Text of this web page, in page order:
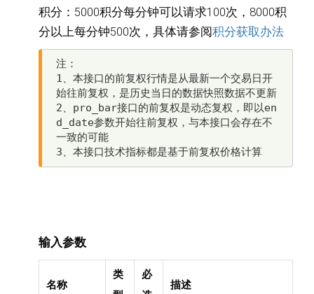
积分：5000积分每分钟可以请求100次，8000积
分以上每分钟500次，具体请参阅积分获取办法
注：
1、本接口的前复权行情是从最新一个交易日开
始往前复权，是历史当日的数据快照数据不更新
2、pro_bar接口的前复权是动态复权，即以en
d_date参数开始往前复权，与本接口会存在不
一致的可能
输入参数
名称
类
必
描述